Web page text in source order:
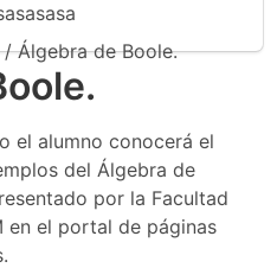
/ Álgebra de Boole.
el alumno conocerá el
del Álgebra de
por la Facultad
en el portal de páginas